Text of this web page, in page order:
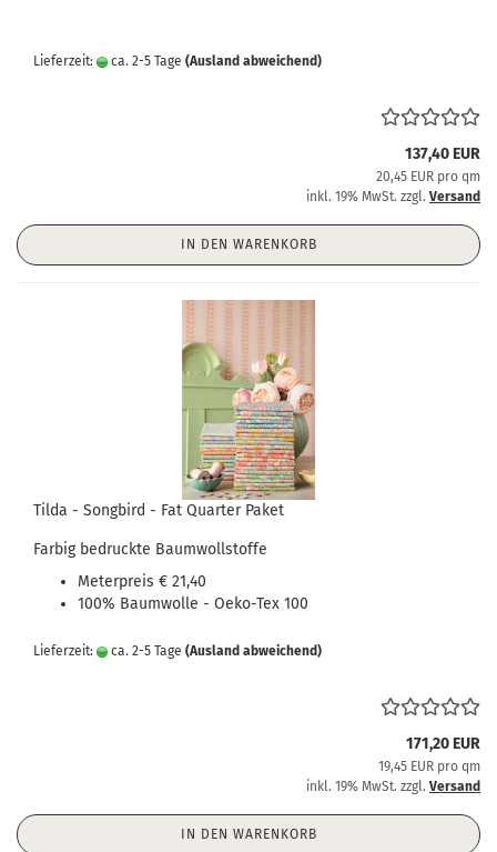
Lieferzeit: ca. 2-5 Tage (Ausland abweichend)
137,40 EUR
20,45 EUR pro qm
inkl. 19% MwSt. zzgl. Versand
IN DEN WARENKORB
Tilda - Songbird - Fat Quarter Paket
Farbig bedruckte Baumwollstoffe
Meterpreis € 21,40
100% Baumwolle - Oeko-Tex 100
Lieferzeit: ca. 2-5 Tage (Ausland abweichend)
171,20 EUR
19,45 EUR pro qm
inkl. 19% MwSt. zzgl. Versand
IN DEN WARENKORB